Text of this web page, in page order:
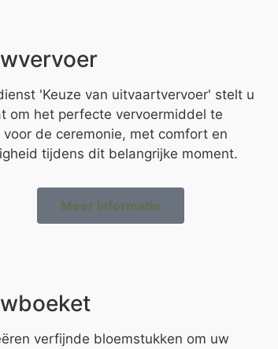
'Keuze van uitvaartvervoer' stelt u
om het perfecte vervoermiddel te
voor de ceremonie, met comfort en
tijdens dit belangrijke moment.
Meer informatie
verfijnde bloemstukken om uw